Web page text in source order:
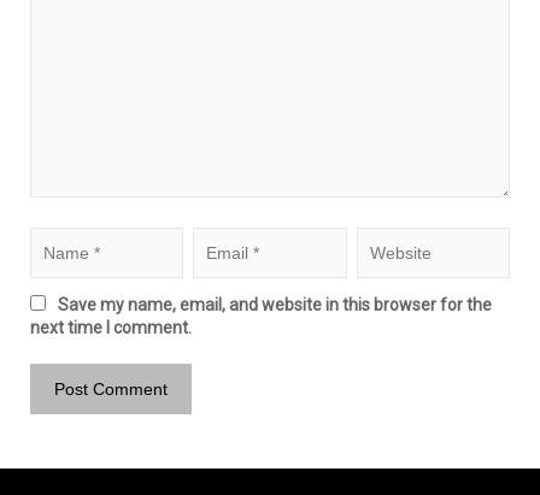
Save my name, email, and website in this browser for the
next time I comment.